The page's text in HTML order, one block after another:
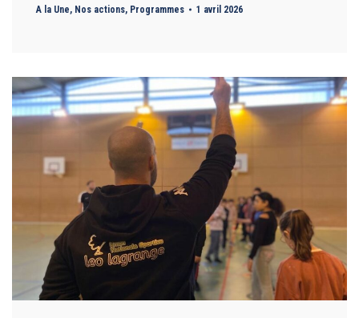
A la Une, Nos actions, Programmes 1 avril 2026